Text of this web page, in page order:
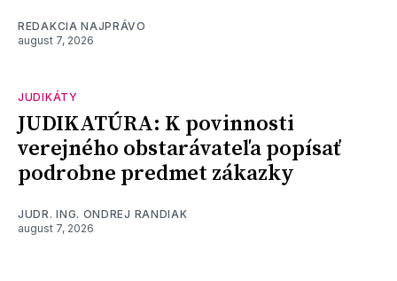
REDAKCIA NAJPRÁVO
august 7, 2026
JUDIKÁTY
JUDIKATÚRA: K povinnosti
verejného obstarávateľa popísať
podrobne predmet zákazky
JUDR. ING. ONDREJ RANDIAK
august 7, 2026